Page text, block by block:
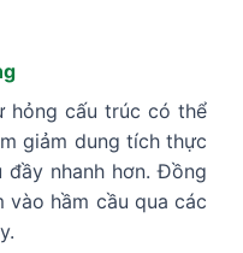
hỏng cấu trúc có thể
giảm dung tích thực
nhanh hơn. Đồng
hầm cầu qua các